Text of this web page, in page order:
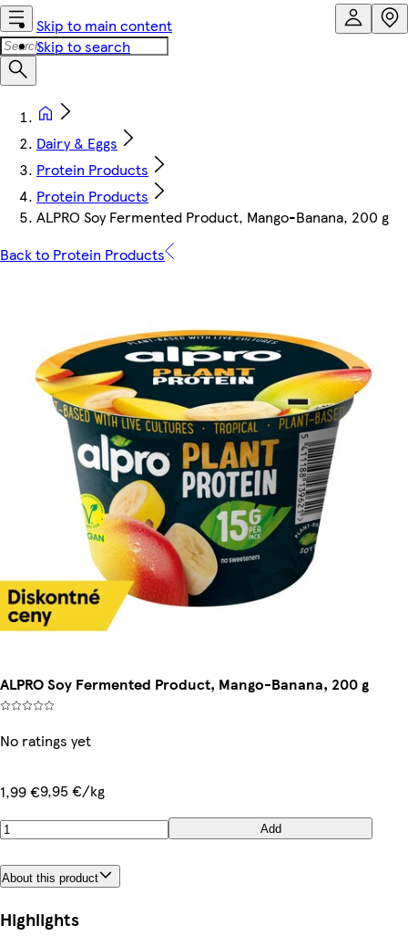
Skip to main content
Skip to search
Dairy & Eggs
Protein Products
Protein Products
ALPRO Soy Fermented Product, Mango-Banana, 200 g
Back to Protein Products
ALPRO Soy Fermented Product, Mango-Banana, 200 g
No ratings yet
1,99 €9,95 €/kg
Add
About this product
Highlights